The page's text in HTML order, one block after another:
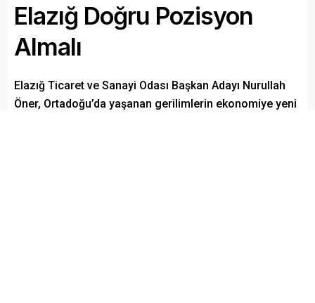
Elazığ Doğru Pozisyon
Almalı
Elazığ Ticaret ve Sanayi Odası Başkan Adayı Nurullah
Öner, Ortadoğu’da yaşanan gerilimlerin ekonomiye yeni